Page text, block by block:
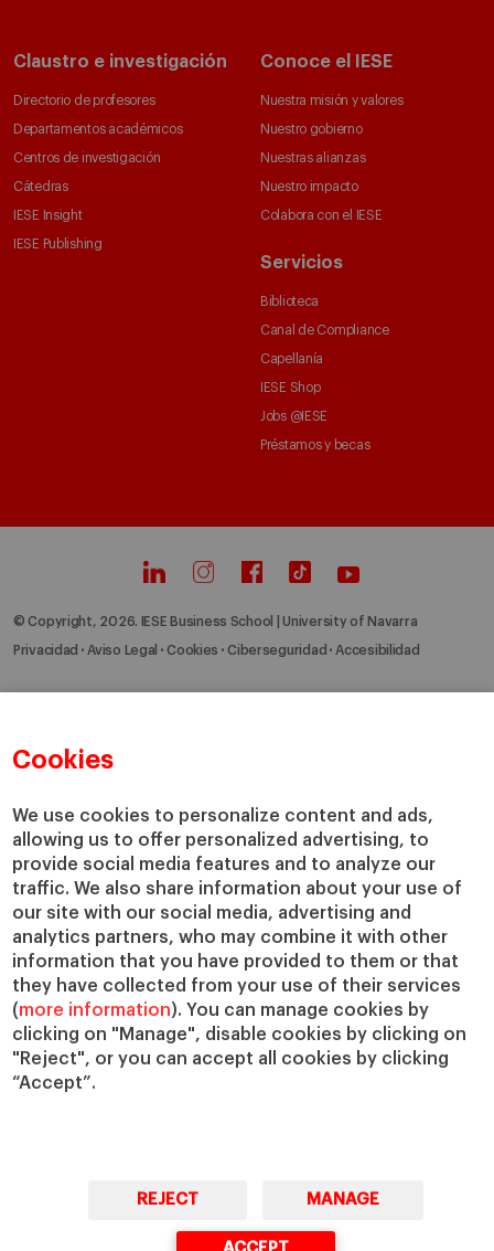
Cookies
We use cookies to personalize content and ads,
allowing us to offer personalized advertising, to
provide social media features and to analyze our
traffic. We also share information about your use of
our site with our social media, advertising and
analytics partners, who may combine it with other
information that you have provided to them or that
they have collected from your use of their services
(more information). You can manage cookies by
clicking on "Manage", disable cookies by clicking on
"Reject", or you can accept all cookies by clicking
“Accept”.
REJECT MANAGE
Claustro e investigación
Directorio de profesores
Departamentos académicos
Centros de investigación
Cátedras
IESE Insight
IESE Publishing
Conoce el IESE
Nuestra misión y valores
Nuestro gobierno
Nuestras alianzas
Nuestro impacto
Colabora con el IESE
Servicios
Biblioteca
Canal de Compliance
Capellanía
IESE Shop
Jobs @IESE
Préstamos y becas
© Copyright, 2026. IESE Business School | University of Navarra
Privacidad Aviso Legal Cookies Ciberseguridad Accesibilidad